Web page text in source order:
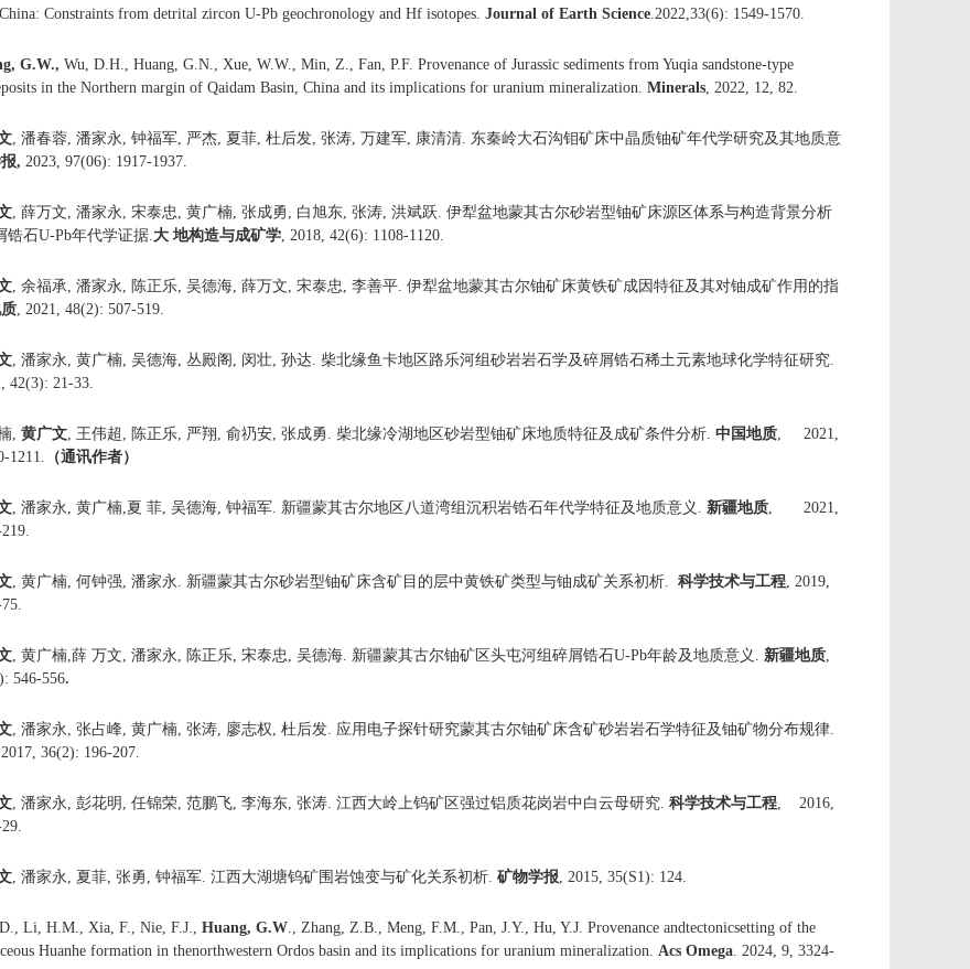
Constraints from detrital zircon U-Pb geochronology and Hf isotopes. Journal of Earth Science.2022,33(6): 1549-1570.
, G.W., Wu, D.H., Huang, G.N., Xue, W.W., Min, Z., Fan, P.F. Provenance of Jurassic sediments from Yuqia sandstone-type
in the Northern margin of Qaidam Basin, China and its implications for uranium mineralization. Minerals, 2022, 12, 82.
, 潘春蓉, 潘家永, 钟福军, 严杰, 夏菲, 杜后发, 张涛, 万建军, 康清清. 东秦岭大石沟钼矿床中晶质铀矿年代学研究及其地质意
, 2023, 97(06): 1917-1937.
, 薛万文, 潘家永, 宋泰忠, 黄广楠, 张成勇, 白旭东, 张涛, 洪斌跃. 伊犁盆地蒙其古尔砂岩型铀矿床源区体系与构造背景分析
石U-Pb年代学证据.大 地构造与成矿学, 2018, 42(6): 1108-1120.
, 余福承, 潘家永, 陈正乐, 吴德海, 薛万文, 宋泰忠, 李善平. 伊犁盆地蒙其古尔铀矿床黄铁矿成因特征及其对铀成矿作用的指
, 2021, 48(2): 507-519.
, 潘家永, 黄广楠, 吴德海, 丛殿阁, 闵壮, 孙达. 柴北缘鱼卡地区路乐河组砂岩岩石学及碎屑锆石稀土元素地球化学特征研究.
, 42(3): 21-33.
, 黄广文, 王伟超, 陈正乐, 严翔, 俞礽安, 张成勇. 柴北缘冷湖地区砂岩型铀矿床地质特征及成矿条件分析. 中国地质, 2021,
1211. （通讯作者）
, 潘家永, 黄广楠,夏 菲, 吴德海, 钟福军. 新疆蒙其古尔地区八道湾组沉积岩锆石年代学特征及地质意义. 新疆地质, 2021,
, 黄广楠, 何钟强, 潘家永. 新疆蒙其古尔砂岩型铀矿床含矿目的层中黄铁矿类型与铀成矿关系初析. 科学技术与工程, 2019,
, 黄广楠,薛 万文, 潘家永, 陈正乐, 宋泰忠, 吴德海. 新疆蒙其古尔铀矿区头屯河组碎屑锆石U-Pb年龄及地质意义. 新疆地质,
546-556.
, 潘家永, 张占峰, 黄广楠, 张涛, 廖志权, 杜后发. 应用电子探针研究蒙其古尔铀矿床含矿砂岩岩石学特征及铀矿物分布规律.
36(2): 196-207.
, 潘家永, 彭花明, 任锦荣, 范鹏飞, 李海东, 张涛. 江西大岭上钨矿区强过铝质花岗岩中白云母研究. 科学技术与工程, 2016,
, 潘家永, 夏菲, 张勇, 钟福军. 江西大湖塘钨矿围岩蚀变与矿化关系初析. 矿物学报, 2015, 35(S1): 124.
Li, H.M., Xia, F., Nie, F.J., Huang, G.W., Zhang, Z.B., Meng, F.M., Pan, J.Y., Hu, Y.J. Provenance andtectonicsetting of the
Huanhe formation in thenorthwestern Ordos basin and its implications for uranium mineralization. Acs Omega. 2024, 9, 3324-